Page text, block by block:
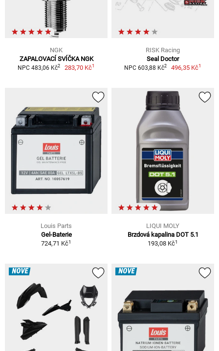
NGK
ZAPALOVACÍ SVÍČKA NGK
NPC 483,06 Kč2 283,70 Kč1
RISK Racing
Seal Doctor
NPC 603,88 Kč2 496,35 Kč1
Louis Parts
Gel-Baterie
724,71 Kč1
LIQUI MOLY
Brzdová kapalina DOT 5.1
193,08 Kč1
NOVÉ NOVÉ